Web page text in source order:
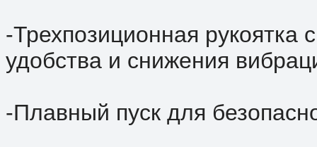
-Трехпозиционная
удобства и снижения
-Плавный пуск для